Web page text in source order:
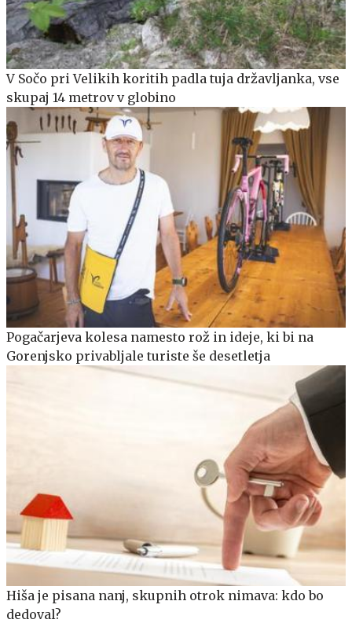
V Sočo pri Velikih koritih padla tuja državljanka, vse
skupaj 14 metrov v globino
Pogačarjeva kolesa namesto rož in ideje, ki bi na
Gorenjsko privabljale turiste še desetletja
Hiša je pisana nanj, skupnih otrok nimava: kdo bo
dedoval?